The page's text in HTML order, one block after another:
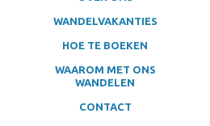
WANDELVAKANTIES
HOE TE BOEKEN
WAAROM MET ONS
WANDELEN
CONTACT